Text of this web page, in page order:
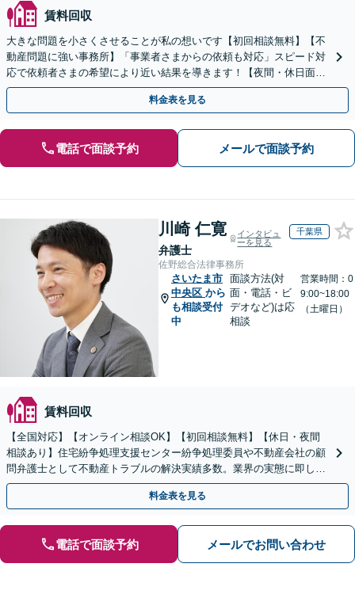
賃料回収
大きな問題を小さくさせることが私の想いです【初回相談無料】【不
動産問題に強い事務所】「事業者さまからの依頼も対応」スピード対
応で依頼者さまの希望により近い結果を導きます！【夜間・休日面談
可】【電話・メール・LINE相談可】【関東エリア対応】
料金表を見る
電話で面談予約 メールで面談予約
川崎 仁寛
弁護士
インタビュ
ーを見る
千葉県
佐野総合法律事務所
さいたま市
中央区 から
も相談受付
中
面談方法(対
面・電話・ビ
デオなど)は応
相談
営業時間：0
9:00~18:00
（土曜日）
賃料回収
【全国対応】【オンライン相談OK】【初回相談無料】【休日・夜間
相談あり】住宅紛争処理支援センター紛争処理委員や不動産会社の顧
問弁護士として不動産トラブルの解決実績多数。業界の実態に即した
専門的知見を活かし、きめ細やかにサポートいたします。
料金表を見る
電話で面談予約 メールでお問い合わせ